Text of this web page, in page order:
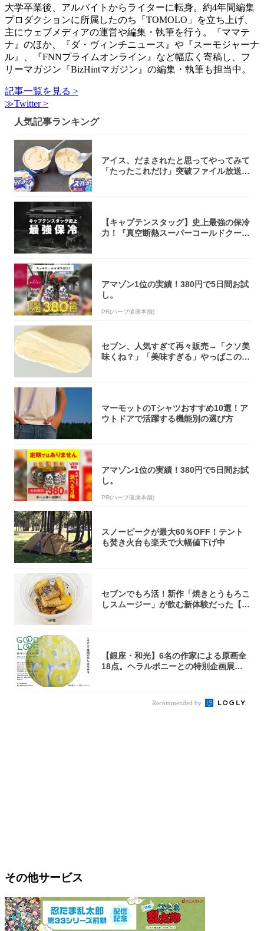
大学卒業後、アルバイトからライターに転身。約4年間編集
プロダクションに所属したのち「TOMOLO」を立ち上げ、
主にウェブメディアの運営や編集・執筆を行う。『ママテ
ナ』のほか、『ダ・ヴィンチニュース』や『スーモジャーナ
ル』、『FNNプライムオンライン』など幅広く寄稿し、フ
リーマガジン『BizHintマガジン』の編集・執筆も担当中。
記事一覧を見る >
≫Twitter >
人気記事ランキング
アイス、だまされたと思ってやってみて
「たったこれだけ」突破ファイル放送で
【キャプテンスタッグ】史上最強の保冷
力！『真空断熱スーパーコールドクーラ
アマゾン1位の実績！380円で5日間お試
し。
PR(ハーブ健康本舗)
セブン、人気すぎて再々販売→「クソ美
味くね？」「美味すぎる」やっぱこのク
マーモットのTシャツおすすめ10選！ア
ウトドアで活躍する機能別の選び方
アマゾン1位の実績！380円で5日間お試
し。
PR(ハーブ健康本舗)
スノーピークが最大60％OFF！テント
も焚き火台も楽天で大幅値下げ中
セブンでもろ活！新作「焼きとうもろこ
しスムージー」が飲む新体験だった【東
【銀座・和光】6名の作家による原画全
18点。ヘラルボニーとの特別企画展「G
Recommended by
その他サービス